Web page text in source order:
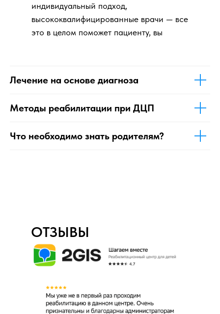
индивидуальный подход,
высококвалифицированные врачи — все
это в целом поможет пациенту, вы
Лечение на основе диагноза
Методы реабилитации при ДЦП
Что необходимо знать родителям?
ОТЗЫВЫ